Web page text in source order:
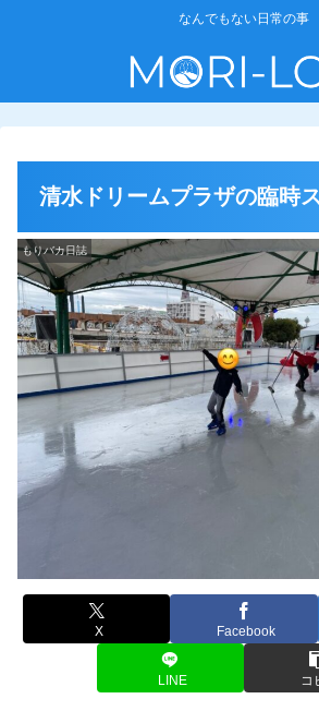
なんでもない日常の事
清水ドリームプラザの臨時
もりバカ日誌
X Facebook
LINE コ